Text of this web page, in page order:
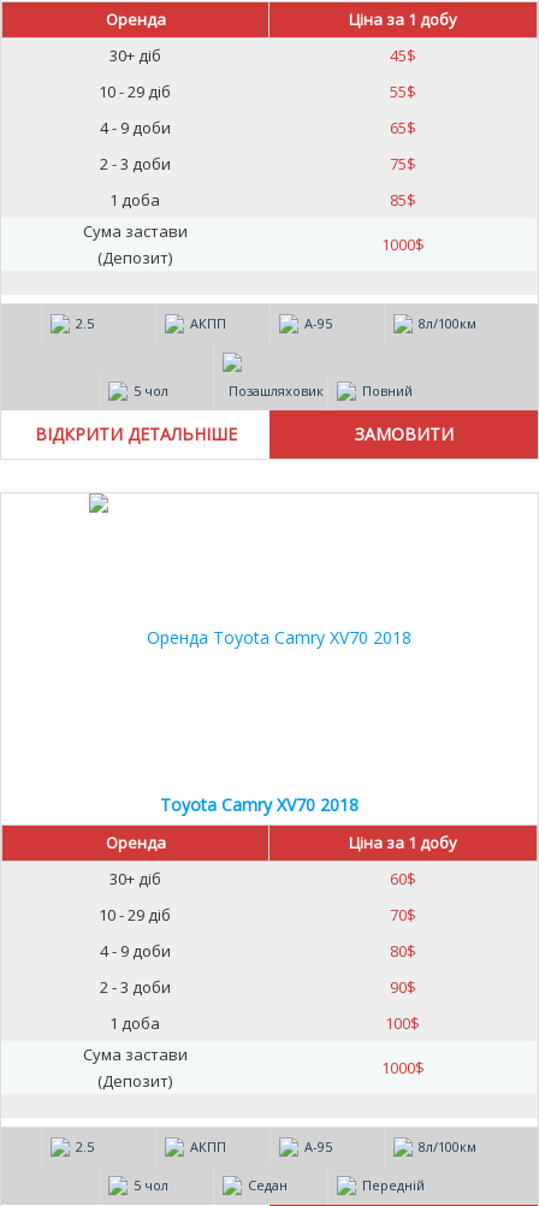
Оренда
Ціна за 1 добу
30+ діб
45$
10 - 29 діб
55$
4 - 9 доби
65$
2 - 3 доби
75$
1 доба
85$
Сума застави
(Депозит)
1000$
2.5 АКПП А-95 8л/100км
5 чол Позашляховик Повний
ВІДКРИТИ ДЕТАЛЬНІШЕ
Toyota Camry XV70 2018
Оренда
Ціна за 1 добу
30+ діб
60$
10 - 29 діб
70$
4 - 9 доби
80$
2 - 3 доби
90$
1 доба
100$
Сума застави
(Депозит)
1000$
2.5 АКПП А-95 8л/100км
5 чол Седан Передній